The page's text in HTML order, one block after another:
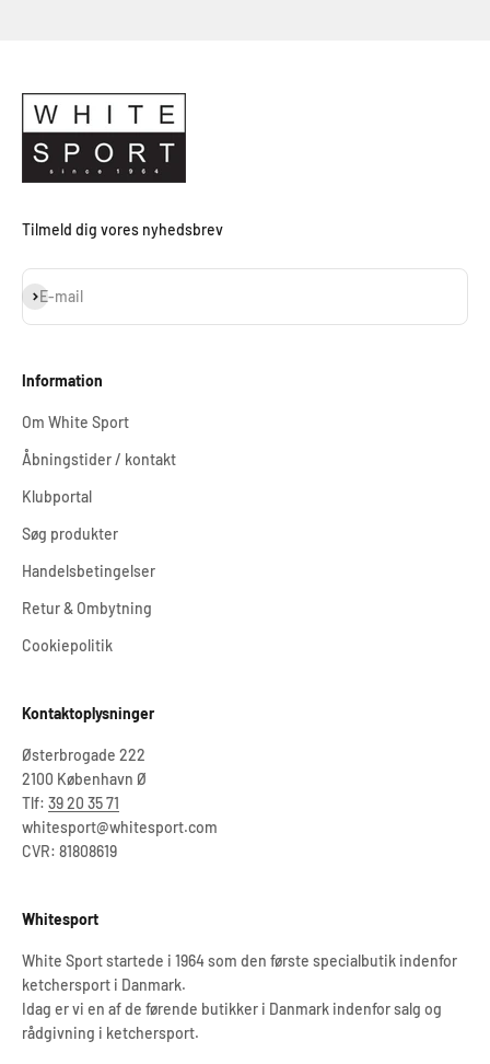
Tilmeld dig vores nyhedsbrev
E-mail
Abonnér
Information
Om White Sport
Åbningstider / kontakt
Klubportal
Søg produkter
Handelsbetingelser
Retur & Ombytning
Cookiepolitik
Kontaktoplysninger
Østerbrogade 222
2100 København Ø
Tlf: 39 20 35 71
whitesport@whitesport.com
CVR: 81808619
Whitesport
White Sport startede i 1964 som den første specialbutik indenfor
ketchersport i Danmark.
Idag er vi en af de førende butikker i Danmark indenfor salg og
rådgivning i ketchersport.